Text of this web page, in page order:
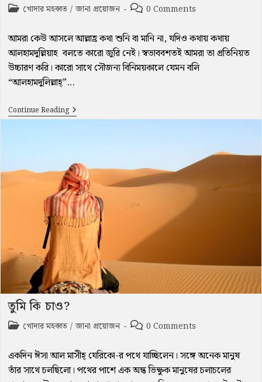
Postখোদার মহব্বত / জানা প্রয়োজন
Post0 Comments
আমরা কেউ আসলে আল্লাহ্র কথা শুনি বা মানি না, যদিও কথায় কথায়
আলহামদুল্লিয়াহ বলতে কারো জুরি নেই। স্বভাববশতই আমরা তা প্রতিনিয়ত
উচ্চারণ করি। কারো সাথে সৌজন্য বিনিময়কালে যেমন বলি
“আলহামদুলিল্লাহ্”…
Continue Readingআল্লাহ্‌র
নামে
স্বভাব
তুমি কি চাও?
Postখোদার মহব্বত / জানা প্রয়োজন
Post0 Comments
একদিন ঈসা আল মাসীহ্‌ যেরিকো-র পথে যাচ্ছিলেন। সঙ্গে অনেক মানুষ
তাঁর সাথে চলছিলো। পথের পাশে এক অন্ধ ভিক্ষুক মানুষের চলাচলের